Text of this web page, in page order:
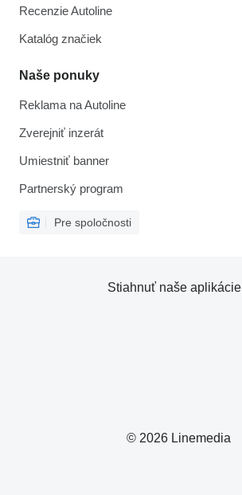
Recenzie Autoline
Katalóg značiek
Naše ponuky
Reklama na Autoline
Zverejniť inzerát
Umiestniť banner
Partnerský program
Pre spoločnosti
© 2026 Linemedia
Stiahnuť naše aplikácie